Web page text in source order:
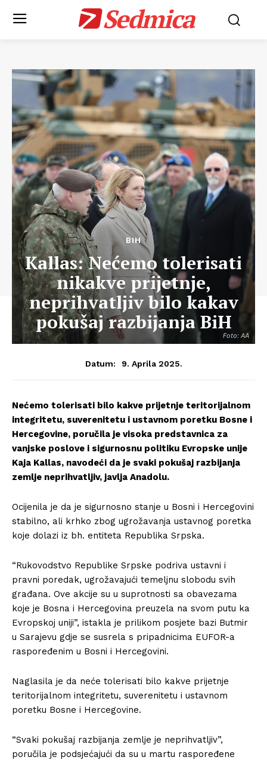
Sedmica
Foto: AA
BIH
Kallas: Nećemo tolerisati
nikakve prijetnje,
neprihvatljiv bilo kakav
pokušaj razbijanja BiH
Datum: 9. Aprila 2025.
Nećemo tolerisati bilo kakve prijetnje teritorijalnom
integritetu, suverenitetu i ustavnom poretku Bosne i
Hercegovine, poručila je visoka predstavnica za
vanjske poslove i sigurnosnu politiku Evropske unije
Kaja Kallas, navodeći da je svaki pokušaj razbijanja
zemlje neprihvatljiv, javlja Anadolu.
Ocijenila je da je sigurnosno stanje u Bosni i Hercegovini
stabilno, ali krhko zbog ugrožavanja ustavnog poretka
koje dolazi iz bh. entiteta Republika Srpska.
“Rukovodstvo Republike Srpske podriva ustavni i
pravni poredak, ugrožavajući temeljnu slobodu svih
građana. Ove akcije su u suprotnosti sa obavezama
koje je Bosna i Hercegovina preuzela na svom putu ka
Evropskoj uniji”, istakla je prilikom posjete bazi Butmir
u Sarajevu gdje se susrela s pripadnicima EUFOR-a
raspoređenim u Bosni i Hercegovini.
Naglasila je da neće tolerisati bilo kakve prijetnje
teritorijalnom integritetu, suverenitetu i ustavnom
poretku Bosne i Hercegovine.
“Svaki pokušaj razbijanja zemlje je neprihvatljiv”,
poručila je podsjećajući da su u martu raspoređene